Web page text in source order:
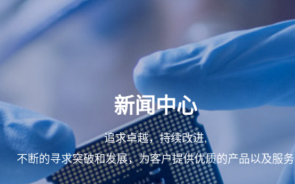
新闻中心
追求卓越，持续改进,
不断的寻求突破和发展，为客户提供优质的产品以及服务